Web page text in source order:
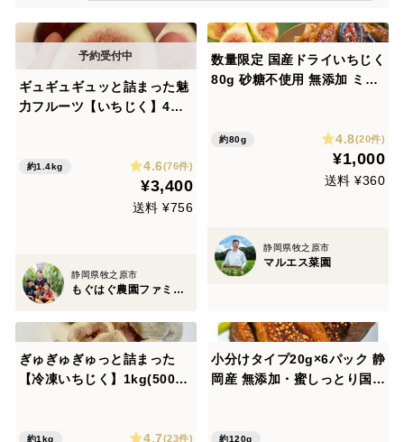
ギュギュギュッと詰まった魅
力フルーツ【いちじく】4パ
約1.4kg 4.6(76件)
¥3,400
送料 ¥756
静岡県牧之原市
もぐはぐ農園ファミリー
数量限定 国産ドライいちじく
80g 砂糖不使用 無添加 ミツ
無花果。ドライフルーツ お取
り寄せ静岡県牧之原市のふる
さと納税返礼品に採用
約80g 4.8(20件)
¥1,000
送料 ¥360
静岡県牧之原市
マルエス菜園
ぎゅぎゅぎゅっと詰まった
【冷凍いちじく】1kg(500ｇ
約1kg 4.7(23件)
小分けタイプ20g×6パック 静
岡産 無添加・蜜しっとり国産
ライです。牧之原市のふるさ
約120g